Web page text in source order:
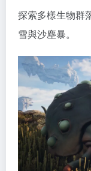
探索多樣生物群
雪與沙塵暴。